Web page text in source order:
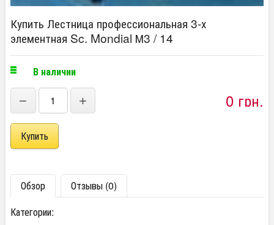
Купить Лестница профессиональная 3-х
элементная Sc. Mondial М3 / 14
В наличии
− + 0 грн.
Обзор
Отзывы (0)
Категории: